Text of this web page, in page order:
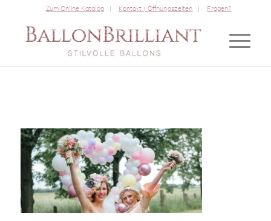
Zum Online Katalog Kontakt | Öffnungszeiten Fragen?